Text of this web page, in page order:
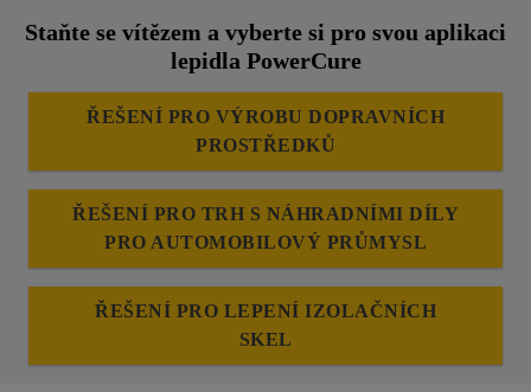
Staňte se vítězem a vyberte si pro svou aplikaci
lepidla PowerCure
ŘEŠENÍ PRO VÝROBU DOPRAVNÍCH
PROSTŘEDKŮ
ŘEŠENÍ PRO TRH S NÁHRADNÍMI DÍLY
PRO AUTOMOBILOVÝ PRŮMYSL
ŘEŠENÍ PRO LEPENÍ IZOLAČNÍCH
SKEL